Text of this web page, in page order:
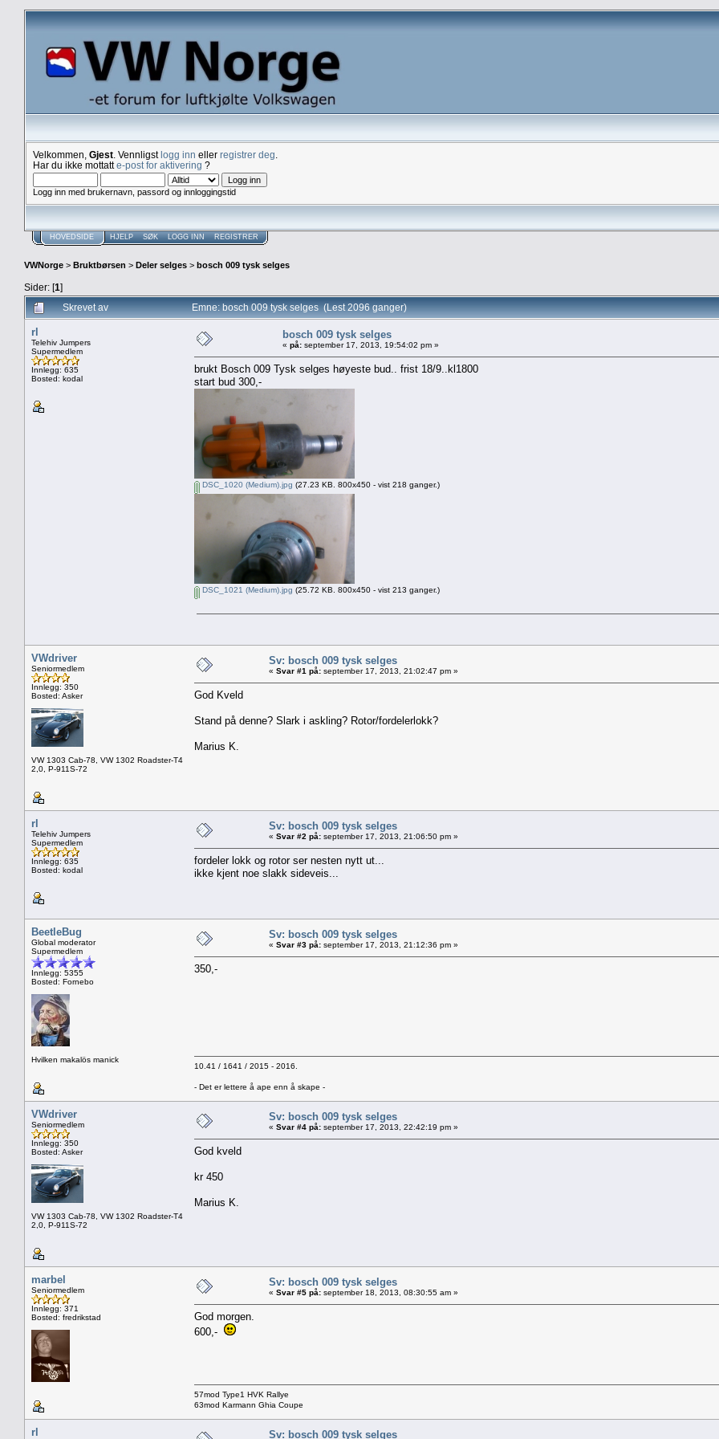
Velkommen, Gjest . Vennligstlogg inn eller registrer deg
Har du ikke mottatte-post for aktivering ?
Logg inn med brukernavn, passord og innloggingstid
HOVEDSIDE HJELP SØK LOGG INN REGISTRER
VWNorge > Bruktbørsen > Deler selges > bosch 009 tysk selges
Sider: [1]
Skrevet av Emne: bosch 009 tysk selges (Lest 2096 ganger)
rl
Telehiv Jumpers
Supermedlem
Innlegg: 635
Bosted: kodal
bosch 009 tysk selges
« på: september 17, 2013, 19:54:02 pm »
brukt Bosch 009 Tysk selges høyeste bud.. frist 18/9..kl1800
start bud 300,-
DSC_1020 (Medium).jpg (27.23 KB. 800x450 - vist 218 ganger.)
DSC_1021 (Medium).jpg (25.72 KB. 800x450 - vist 213 ganger.)
VWdriver
Seniormedlem
Innlegg: 350
Bosted: Asker
VW 1303 Cab-78, VW 1302 Roadster-T4
2,0, P-911S-72
Sv: bosch 009 tysk selges
« Svar #1 på: september 17, 2013, 21:02:47 pm »
God Kveld
Stand på denne? Slark i askling? Rotor/fordelerlokk?
Marius K.
rl
Telehiv Jumpers
Supermedlem
Innlegg: 635
Bosted: kodal
Sv: bosch 009 tysk selges
« Svar #2 på: september 17, 2013, 21:06:50 pm »
fordeler lokk og rotor ser nesten nytt ut...
ikke kjent noe slakk sideveis...
BeetleBug
Global moderator
Supermedlem
Innlegg: 5355
Bosted: Fornebo
Hvilken makalös manick
Sv: bosch 009 tysk selges
« Svar #3 på: september 17, 2013, 21:12:36 pm »
350,-
10.41 / 1641 / 2015 - 2016.
- Det er lettere å ape enn å skape -
VWdriver
Seniormedlem
Innlegg: 350
Bosted: Asker
VW 1303 Cab-78, VW 1302 Roadster-T4
2,0, P-911S-72
Sv: bosch 009 tysk selges
« Svar #4 på: september 17, 2013, 22:42:19 pm »
God kveld
kr 450
Marius K.
marbel
Seniormedlem
Innlegg: 371
Bosted: fredrikstad
Sv: bosch 009 tysk selges
« Svar #5 på: september 18, 2013, 08:30:55 am »
God morgen.
600,-
57mod Type1 HVK Rallye
63mod Karmann Ghia Coupe
rl Sv: bosch 009 tysk selges